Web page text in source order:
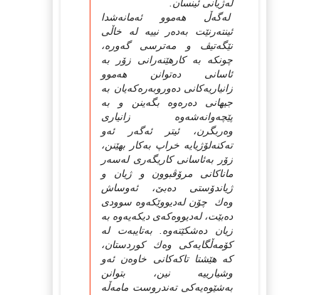
له‌ژیانى ئینسان.
له‌گه‌ڵ هه‌موو ئه‌مانه‌شدا
ئینته‌رنێت به‌ده‌ر نییه‌ له‌ خاڵى
نێگه‌تیڤ و مه‌ترسى گه‌وره‌،
چونكه‌ به‌ كارهێنه‌رانى زۆر به‌
ئاسانى ده‌توانن هه‌موو
زانیاریه‌كانى ده‌وروبه‌ره‌كه‌یان به‌
جیهانى ده‌ره‌وه‌ بگه‌ینن و به‌
پێچه‌وانه‌شه‌وه‌ زانیارى
وه‌ربگرن، ئیتر ئه‌گه‌ر ئه‌و
ته‌كنه‌لۆژیایه‌ خراپ به‌كار بهێنن،
زۆر به‌ئاسانى كاریگه‌رى له‌سه‌ر
ماناكانى مرۆڤبوون و ژیان و
ژیاندۆستى ده‌بێ، ئه‌وساش
وه‌ك چۆن له‌دیووێكه‌وه‌ سوودى
ده‌بێت، له‌دیووه‌كه‌ى دیكه‌یه‌وه‌ به‌
زیان ده‌شكێته‌وه‌. به‌تایبه‌ت له‌
كۆمه‌ڵگایه‌كى وه‌ك كوردستان،
كه‌ هێشتا تاكه‌كانى خاوه‌ن ئه‌و
وشیارییه‌ نین، بتوانن
به‌شێوه‌یه‌كى ته‌ندروست مامه‌ڵه‌